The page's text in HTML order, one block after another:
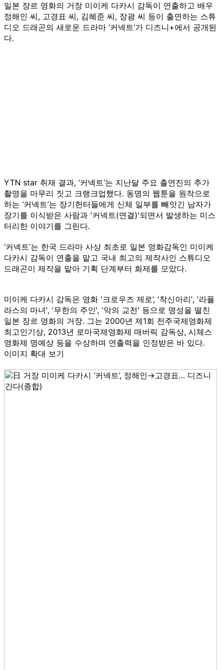
일본 장르 영화의 거장 미이케 다카시 감독이 연출하고 배우
정해인 씨, 고경표 씨, 김혜준 씨, 장광 씨 등이 출연하는 스튜
디오 드래곤의 새로운 드라마 ‘커넥트’가 디즈니+에서 공개된
다.
YTN star 취재 결과, ‘커넥트’는 지난달 주요 출연진의 추가
촬영을 마무리 짓고 크랭크업했다. 동명의 웹툰을 원작으로
하는 ‘커넥트’는 장기헌터들에게 신체 일부를 빼앗긴 남자가
장기를 이식받은 사람과 '커넥트(연결)'되면서 발생하는 미스
터리한 이야기를 그린다.
‘커넥트’는 한국 드라마 사상 최초로 일본 영화감독인 미이케
다카시 감독이 연출을 맡고 국내 최고의 제작사인 스튜디오
드래곤이 제작을 맡아 기획 단계부터 화제를 모았다.
미이케 다카시 감독은 영화 '크로우즈 제로’, '착신아리', '라플
라스의 마녀', '무한의 주인', '악의 교전' 등으로 명성을 떨친
일본 장르 영화의 거장. 그는 2000년 제1회 전주국제영화제
최고인기상, 2013년 로마국제영화제 매버릭 감독상, 시체스
영화제 명예상 등을 수상하며 연출력을 인정받은 바 있다.
이미지 확대 보기